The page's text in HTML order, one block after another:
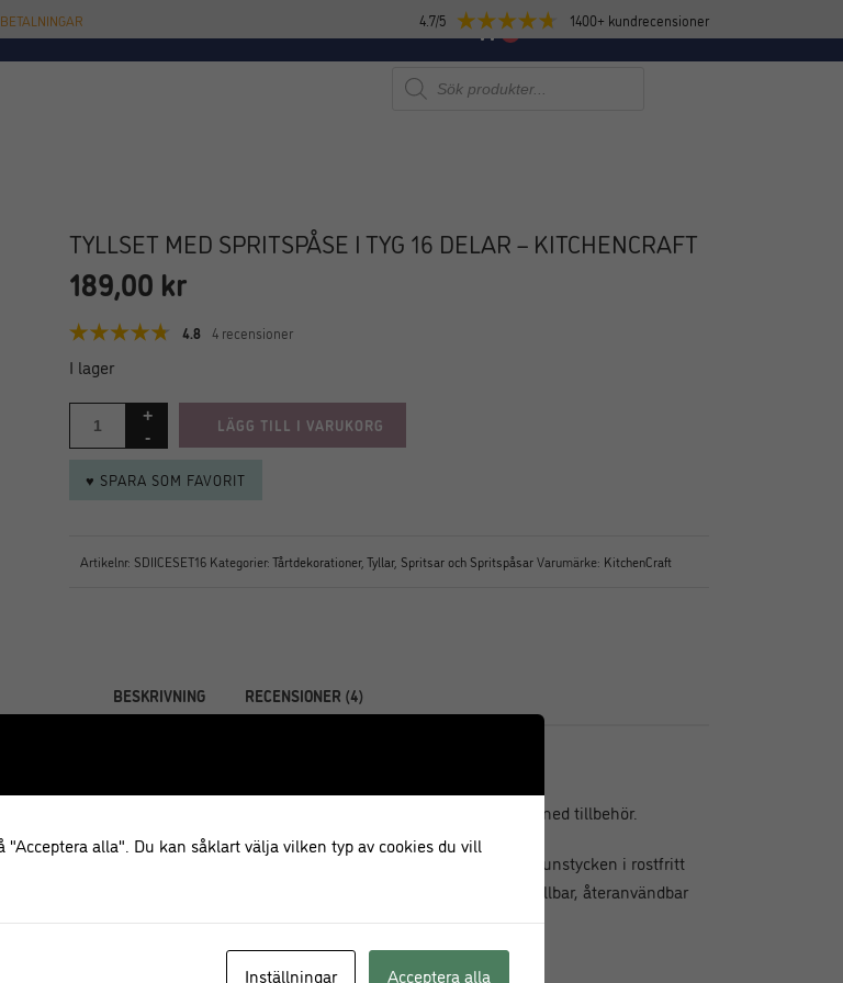
4.7/5 1400+ kundrecensioner
NYHETER 0
Produktsökning
TYLLSET MED SPRITSPÅSE I TYG 16 DELAR – KITCHENCRAFT
189,00 kr
4.8 4 recensioner
I lager
LÄGG TILL I VARUKORG
♥ SPARA SOM FAVORIT
Artikelnr: SDIICESET16 Kategorier:Tårtdekorationer, Tyllar, Spritsar och SpritspåsarVarumärke: KitchenCraft
BESKRIVNING RECENSIONER (4)
Tyllset med 16 st tyllar i rostfritt stål och en spritspåse i tyg med tillbehör.
Det smarta, slimmade förvaringsfodralet rymmer 14 olika munstycken i rostfritt
stål, så att du kan experimentera med olika stilar, och en hållbar, återanvändbar
spritspåse, redo att fyllas med läcker glasyr eller grädde.
alla". Du kan såklart välja vilken typ av cookies du vill
Inställningar Acceptera alla